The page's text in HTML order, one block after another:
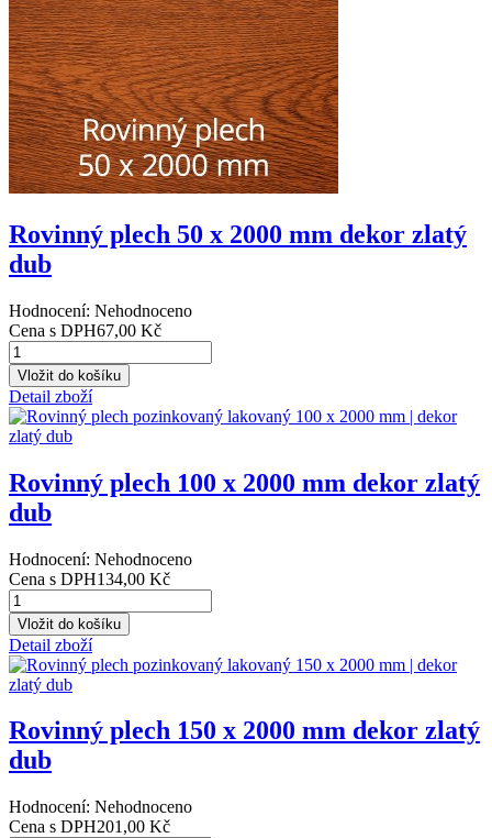
Rovinný plech 50 x 2000 mm dekor zlatý
dub
Hodnocení: Nehodnoceno
Cena s DPH67,00 Kč
Detail zboží
Rovinný plech 100 x 2000 mm dekor zlatý
dub
Hodnocení: Nehodnoceno
Cena s DPH134,00 Kč
Detail zboží
Rovinný plech 150 x 2000 mm dekor zlatý
dub
Hodnocení: Nehodnoceno
Cena s DPH201,00 Kč